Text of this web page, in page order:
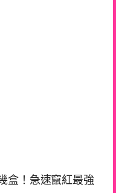
盒！急速竄紅最強